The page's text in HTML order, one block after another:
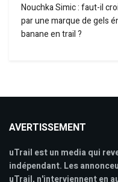
Nouchka Simic : faut-il
par une marque de gels
banane en trail ?
AVERTISSEMENT
uTrail est un media qui
indépendant. Les
uTrail, n'interviennent en